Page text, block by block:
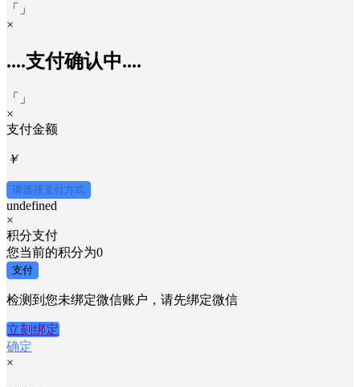
「
」
×
....支付确认中....
「
」
×
支付金额
￥
请选择支付方式
undefined
×
积分支付
您当前的积分为0
支付
检测到您未绑定微信账户，请先绑定微信
立刻绑定
确定
×